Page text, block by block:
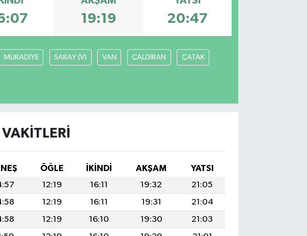
19:19 20:47
MURADİYE SARAY (V) VAN ÇALDIRAN ÇATAK
ÖĞLE İKINDI AKŞAM
YATSI
12:19 16:11 19:32
21:05
12:19 16:11 19:31
21:04
12:19 16:10 19:30
21:03